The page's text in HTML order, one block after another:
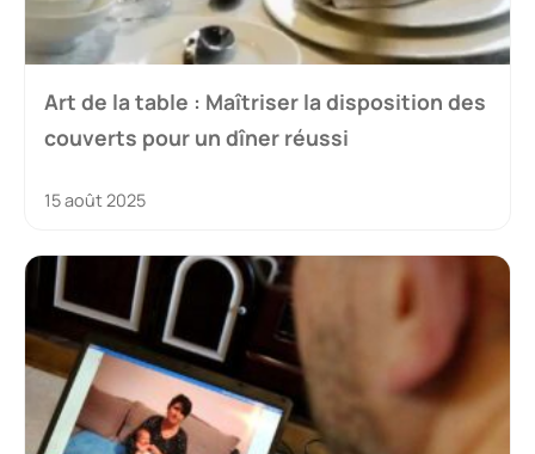
Art de la table : Maîtriser la disposition des
couverts pour un dîner réussi
15 août 2025